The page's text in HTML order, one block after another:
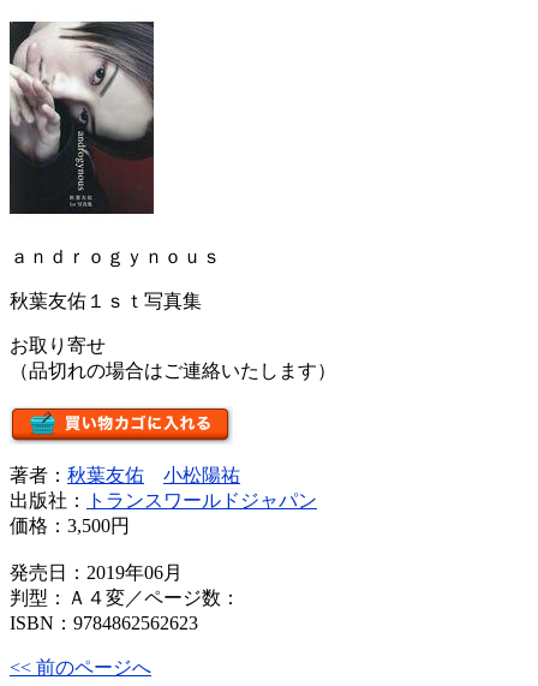
ａｎｄｒｏｇｙｎｏｕｓ
秋葉友佑１ｓｔ写真集
お取り寄せ
（品切れの場合はご連絡いたします）
著者： 秋葉友佑
小松陽祐
出版社：
トランスワールドジャパン
価格： 3,500円
発売日：2019年06月
判型：Ａ４変／ページ数：
ISBN：9784862562623
<< 前のページへ